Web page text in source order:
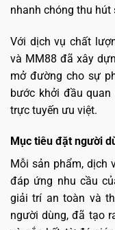
nhanh chóng thu
Với dịch vụ chất
và MM88 đã xây
mở đường cho sự
bước khởi đầu
trực tuyến ưu việt.
Mục tiêu đặt người
Mỗi sản phẩm, dịch
đáp ứng nhu cầu
giải trí an toàn và
người dùng, đã tạo